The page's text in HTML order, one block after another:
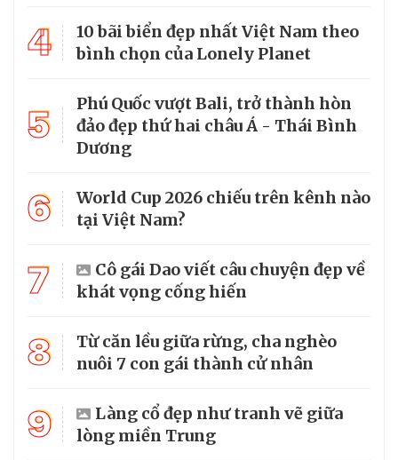
4
10 bãi biển đẹp nhất Việt Nam theo
bình chọn của Lonely Planet
5
Phú Quốc vượt Bali, trở thành hòn
đảo đẹp thứ hai châu Á - Thái Bình
Dương
6
World Cup 2026 chiếu trên kênh nào
tại Việt Nam?
7
Cô gái Dao viết câu chuyện đẹp về
khát vọng cống hiến
8
Từ căn lều giữa rừng, cha nghèo
nuôi 7 con gái thành cử nhân
9
Làng cổ đẹp như tranh vẽ giữa
lòng miền Trung